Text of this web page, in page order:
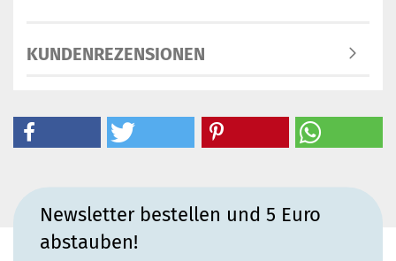
KUNDENREZENSIONEN
Newsletter bestellen und 5 Euro
abstauben!